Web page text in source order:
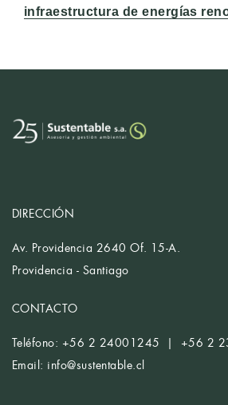
siguiente:
infraestructura de energías
DIRECCIÓN
Av. Providencia 2640 Of. 15-A.
Providencia - Santiago
CONTACTO
Teléfono: +56 2 24001245 | +56 2
Email: info@sustentable.cl